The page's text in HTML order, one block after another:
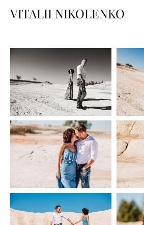
VITALII NIKOLENKO